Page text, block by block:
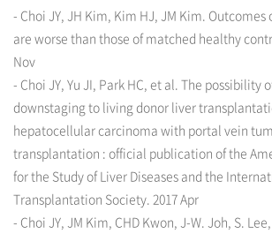
- Choi JY, JH Kim, Kim HJ, JM Kim.
are worse than those of matched healthy
Nov
- Choi JY, Yu JI, Park HC, et al. The possibility
downstaging to living donor liver
hepatocellular carcinoma with portal vein
transplantation : official publication of the
for the Study of Liver Diseases and the
Transplantation Society. 2017 Apr
- Choi JY, JM Kim, CHD Kwon, J-W. Joh, S.